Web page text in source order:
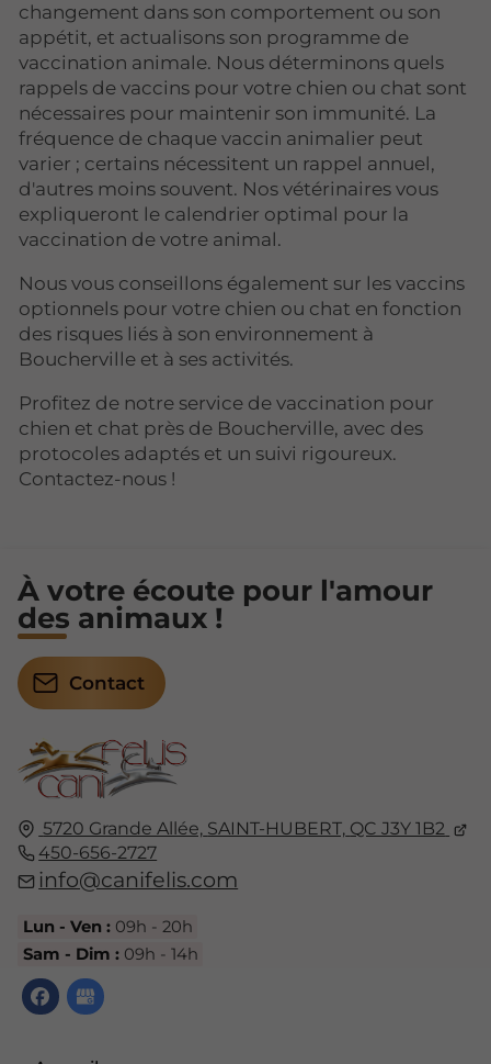
changement dans son comportement ou son
appétit, et actualisons son programme de
vaccination animale. Nous déterminons quels
rappels de vaccins pour votre chien ou chat sont
nécessaires pour maintenir son immunité. La
fréquence de chaque vaccin animalier peut
varier ; certains nécessitent un rappel annuel,
d'autres moins souvent. Nos vétérinaires vous
expliqueront le calendrier optimal pour la
vaccination de votre animal.
Nous vous conseillons également sur les vaccins
optionnels pour votre chien ou chat en fonction
des risques liés à son environnement à
Boucherville et à ses activités.
Profitez de notre service de vaccination pour
chien et chat près de Boucherville, avec des
protocoles adaptés et un suivi rigoureux.
Contactez-nous !
5720 Grande Allée, SAINT-HUBERT, QC J3Y 1B2
450-656-2727
info@canifelis.com
Lun - Ven : 09h - 20h
Sam - Dim : 09h - 14h
À votre écoute pour l'amour
des animaux !
Contact